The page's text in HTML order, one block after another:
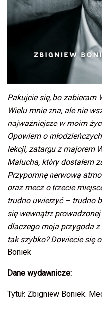
Pakujcie się, bo zabieram
Wielu mnie zna, ale nie
najważniejsze w moim
Opowiem o
lekcji, zatargu z majorem
Malucha, który dostałem
Przypomnę nerwową
oraz mecz o trzecie
trudno uwierzyć – trudno
się wewnątrz
dlaczego moja przygoda z
tak szybko? Dowiecie się
Boniek
Dane wydawnicze:
Tytuł: Zbigniew Boniek.